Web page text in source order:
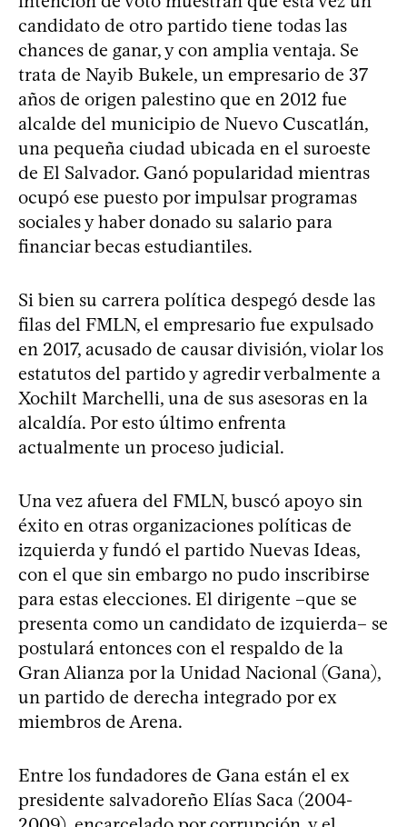
candidato de otro partido tiene todas las
chances de ganar, y con amplia ventaja. Se
trata de Nayib Bukele, un empresario de 37
años de origen palestino que en 2012 fue
alcalde del municipio de Nuevo Cuscatlán,
una pequeña ciudad ubicada en el suroeste
de El Salvador. Ganó popularidad mientras
ocupó ese puesto por impulsar programas
sociales y haber donado su salario para
financiar becas estudiantiles.
Si bien su carrera política despegó desde las
filas del FMLN, el empresario fue expulsado
en 2017, acusado de causar división, violar los
estatutos del partido y agredir verbalmente a
Xochilt Marchelli, una de sus asesoras en la
alcaldía. Por esto último enfrenta
actualmente un proceso judicial.
Una vez afuera del FMLN, buscó apoyo sin
éxito en otras organizaciones políticas de
izquierda y fundó el partido Nuevas Ideas,
con el que sin embargo no pudo inscribirse
para estas elecciones. El dirigente –que se
presenta como un candidato de izquierda– se
postulará entonces con el respaldo de la
Gran Alianza por la Unidad Nacional (Gana),
un partido de derecha integrado por ex
miembros de Arena.
Entre los fundadores de Gana están el ex
presidente salvadoreño Elías Saca (2004-